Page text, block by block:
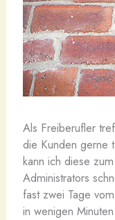
Als Freiberufler
die Kunden gerne
kann ich diese
Administrators
fast zwei Tage
in wenigen